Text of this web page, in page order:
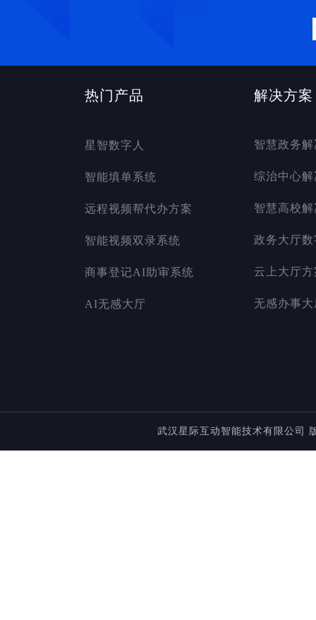
热门产品
星智数字人
智能填单系统
远程视频帮代办方案
智能视频双录系统
商事登记AI助审系统
AI无感大厅
解决方案
智慧政务
综治中心
智慧高校
政务大厅
云上大厅
无感办事
武汉星际互动智能技术有限公司